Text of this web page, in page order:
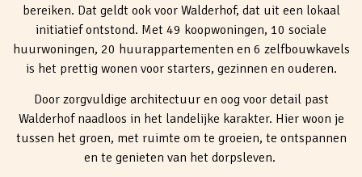
bereiken. Dat geldt ook voor Walderhof, dat uit een lokaal
initiatief ontstond. Met 49 koopwoningen, 10 sociale
huurwoningen, 20 huurappartementen en 6 zelfbouwkavels
is het prettig wonen voor starters, gezinnen en ouderen.
Door zorgvuldige architectuur en oog voor detail past
Walderhof naadloos in het landelijke karakter. Hier woon je
tussen het groen, met ruimte om te groeien, te ontspannen
en te genieten van het dorpsleven.